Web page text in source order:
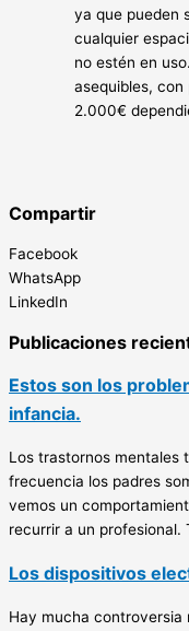
ya que pueden
cualquier
no estén en
asequibles,
2.000€
Compartir
Facebook
WhatsApp
LinkedIn
Publicaciones
Estos son los
infancia.
Los trastornos mentales
frecuencia los padres
vemos un
recurrir a un profesional.
Los dispositivos
Hay mucha controversia